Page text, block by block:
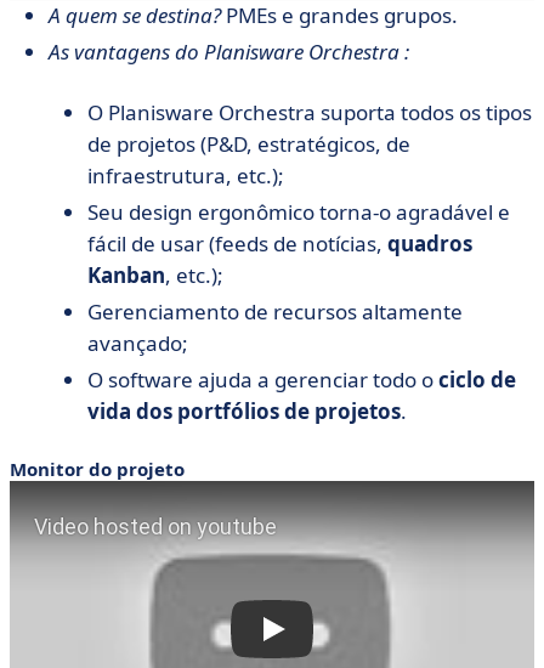
A quem se destina?PMEs e grandes grupos.
As vantagens do Planisware Orchestra :
O Planisware Orchestra suporta todos os tipos
de projetos (P&D, estratégicos, de
infraestrutura, etc.);
Seu design ergonômico torna-o agradável e
fácil de usar (feeds de notícias, quadros
Kanban, etc.);
Gerenciamento de recursos altamente
avançado;
O software ajuda a gerenciar todo ociclo de
vida dos portfólios de projetos.
Monitor do projeto